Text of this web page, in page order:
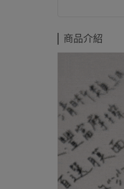
商品介紹